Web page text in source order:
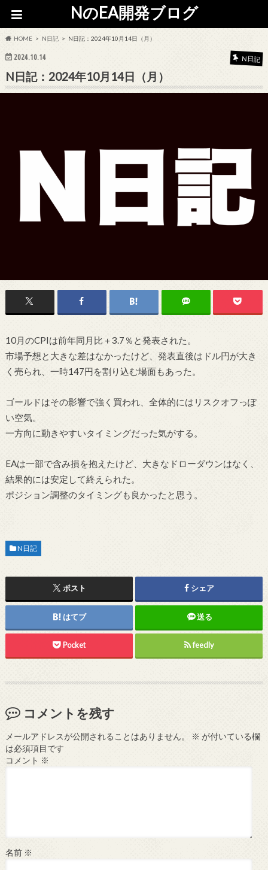
NのEA開発ブログ
HOME N日記 N日記：2024年10月14日（月）
2024.10.14 N日記
N日記：2024年10月14日（月）
10月のCPIは前年同月比＋3.7％と発表された。
市場予想と大きな差はなかったけど、発表直後はドル円が大き
く売られ、一時147円を割り込む場面もあった。
ゴールドはその影響で強く買われ、全体的にはリスクオフっぽ
い空気。
一方向に動きやすいタイミングだった気がする。
EAは一部で含み損を抱えたけど、大きなドローダウンはなく、
結果的には安定して終えられた。
ポジション調整のタイミングも良かったと思う。
N日記
ポスト シェア
はてブ 送る
Pocket feedly
コメントを残す
メールアドレスが公開されることはありません。 ※ が付いている欄
は必須項目です
コメント ※
名前 ※